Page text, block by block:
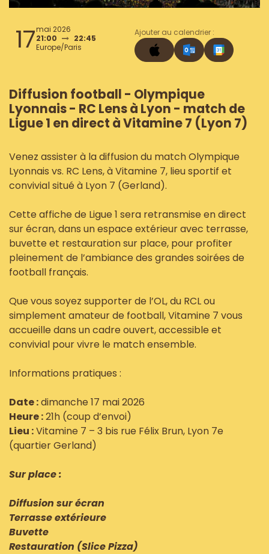
17mai 2026
21:00
22:45
Europe/Paris
Ajouter au calendrier :
Diffusion football - Olympique
Lyonnais - RC Lens à Lyon - match de
Ligue 1 en direct à Vitamine 7 (Lyon 7)
Venez assister à la diffusion du match Olympique
Lyonnais vs. RC Lens, à Vitamine 7, lieu sportif et
convivial situé à Lyon 7 (Gerland).
Cette affiche de Ligue 1 sera retransmise en direct
sur écran, dans un espace extérieur avec terrasse,
buvette et restauration sur place, pour profiter
pleinement de l’ambiance des grandes soirées de
football français.
Que vous soyez supporter de l’OL, du RCL ou
simplement amateur de football, Vitamine 7 vous
accueille dans un cadre ouvert, accessible et
convivial pour vivre le match ensemble.
Informations pratiques :
Date :dimanche 17 mai 2026
Heure :21h (coup d’envoi)
Lieu :Vitamine 7 – 3 bis rue Félix Brun, Lyon 7e
(quartier Gerland)
Sur place :
Diffusion sur écran
Terrasse extérieure
Buvette
Restauration (Slice Pizza)